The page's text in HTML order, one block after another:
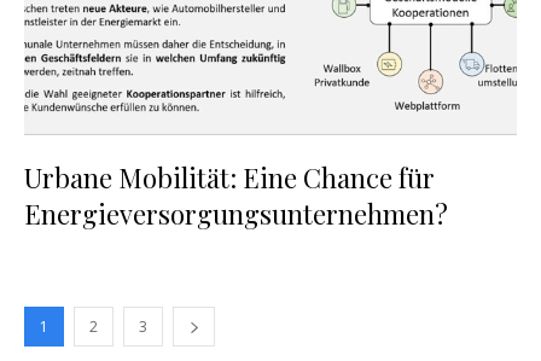
Urbane Mobilität: Eine Chance für
Energieversorgungsunternehmen?
1 2 3